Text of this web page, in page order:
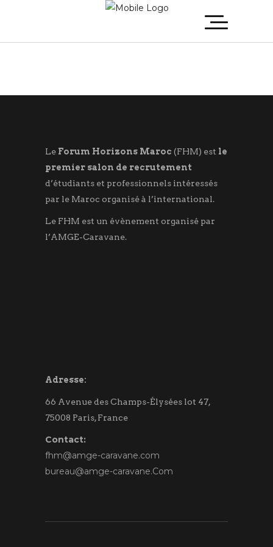
Le Forum Horizons Maroc (FHM) est le
premier salon de recrutement
d’étudiants et professionnels intéressés
par le Maroc organisé à l’international.
Le FHM est un évènement organisé par
l’AMGE-Caravane.
Adresse:
66 Avenue des Champs-Élysées lot 47,
75008 Paris, France
Contact:
fhm@amge-caravane.com
bureau@amge-caravane.Com